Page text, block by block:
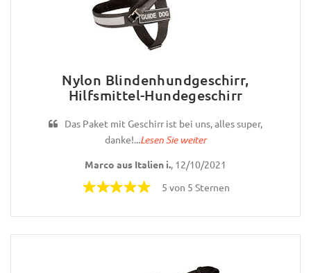
Nylon Blindenhundgeschirr,
Hilfsmittel-Hundegeschirr
Das Paket mit Geschirr ist bei uns, alles super,
danke!...Lesen Sie weiter
Marco aus Italien i., 12/10/2021
5 von 5 Sternen